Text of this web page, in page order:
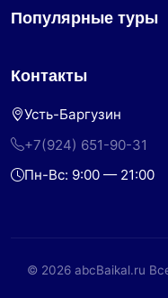
Популярные туры
Контакты
Усть-Баргузин
+7(924) 651-90-31
Пн-Вс: 9:00 — 21:00
© 2026 abcBaikal.ru